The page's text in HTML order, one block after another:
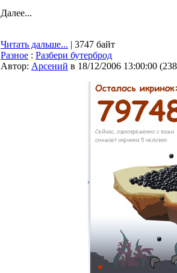
Далее...
Читать дальше... | 3747 байт
Разное : Разбери бутерброд
Автор: Арсений в 18/12/2006 13:00:00 (